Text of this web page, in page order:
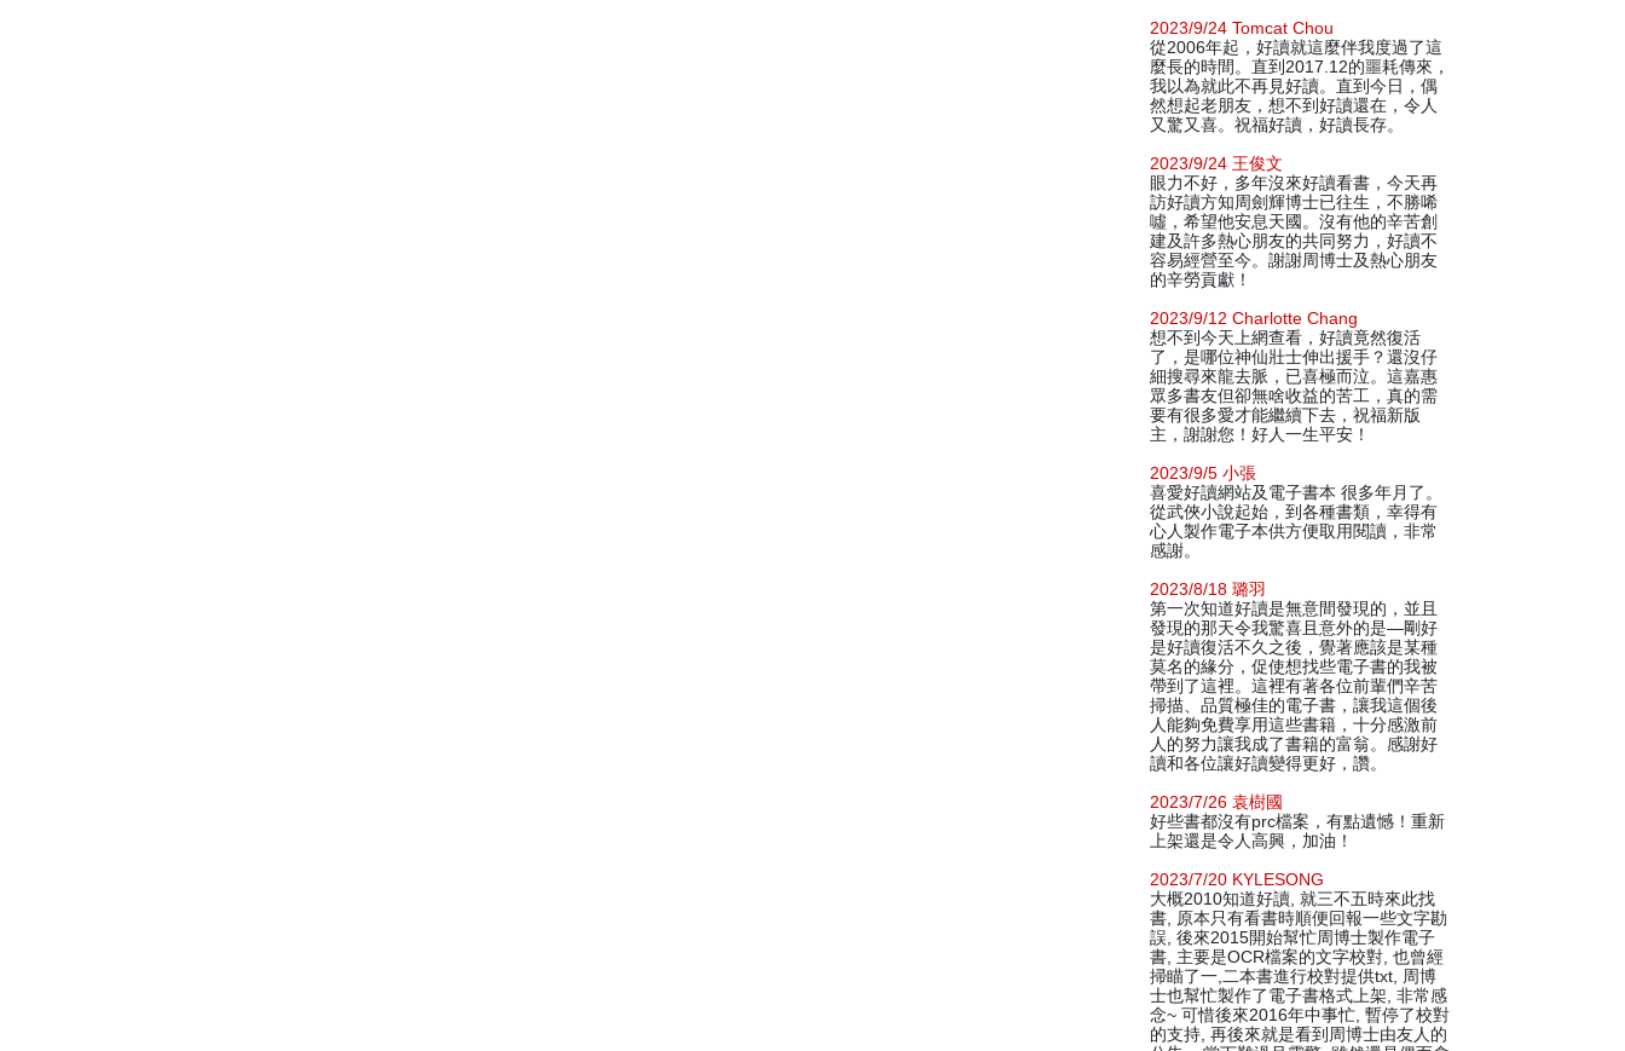
2023/9/24 Tomcat Chou
從2006年起，好讀就這麼伴我度過了這
麼長的時間。直到2017.12的噩耗傳來，
我以為就此不再見好讀。直到今日，偶
然想起老朋友，想不到好讀還在，令人
又驚又喜。祝福好讀，好讀長存。
2023/9/24 王俊文
眼力不好，多年沒來好讀看書，今天再
訪好讀方知周劍輝博士已往生，不勝唏
噓，希望他安息天國。沒有他的辛苦創
建及許多熱心朋友的共同努力，好讀不
容易經營至今。謝謝周博士及熱心朋友
的辛勞貢獻！
2023/9/12 Charlotte Chang
想不到今天上網查看，好讀竟然復活
了，是哪位神仙壯士伸出援手？還沒仔
細搜尋來龍去脈，已喜極而泣。這嘉惠
眾多書友但卻無啥收益的苦工，真的需
要有很多愛才能繼續下去，祝福新版
主，謝謝您！好人一生平安！
2023/9/5 小張
喜愛好讀網站及電子書本 很多年月了。
從武俠小說起始，到各種書類，幸得有
心人製作電子本供方便取用閱讀，非常
感謝。
2023/8/18 璐羽
第一次知道好讀是無意間發現的，並且
發現的那天令我驚喜且意外的是—剛好
是好讀復活不久之後，覺著應該是某種
莫名的緣分，促使想找些電子書的我被
帶到了這裡。這裡有著各位前輩們辛苦
掃描、品質極佳的電子書，讓我這個後
人能夠免費享用這些書籍，十分感激前
人的努力讓我成了書籍的富翁。感謝好
讀和各位讓好讀變得更好，讚。
2023/7/26 袁樹國
好些書都沒有prc檔案，有點遺憾！重新
上架還是令人高興，加油！
2023/7/20 KYLESONG
大概2010知道好讀, 就三不五時來此找
書, 原本只有看書時順便回報一些文字勘
誤, 後來2015開始幫忙周博士製作電子
書, 主要是OCR檔案的文字校對, 也曾經
掃瞄了一,二本書進行校對提供txt, 周博
士也幫忙製作了電子書格式上架, 非常感
念~ 可惜後來2016年中事忙, 暫停了校對
的支持, 再後來就是看到周博士由友人的